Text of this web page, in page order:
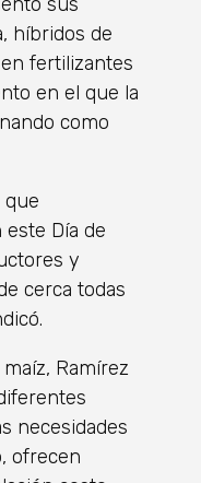
híbridos de
fertilizantes
en el que la
como
que
Día de
y
cerca todas
Ramírez
necesidades
ofrecen